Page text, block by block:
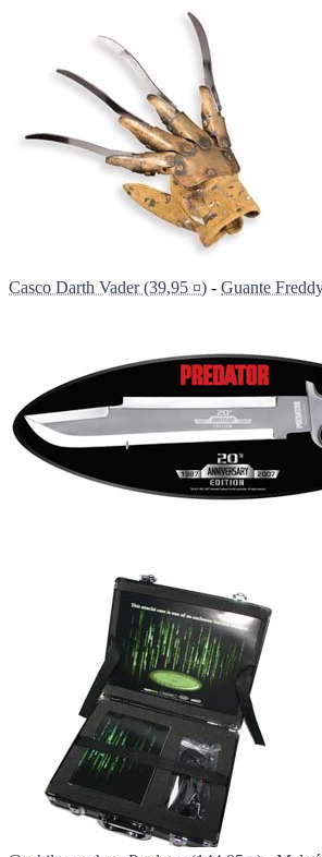
Casco Darth Vader (39,95 ¤) - Guante